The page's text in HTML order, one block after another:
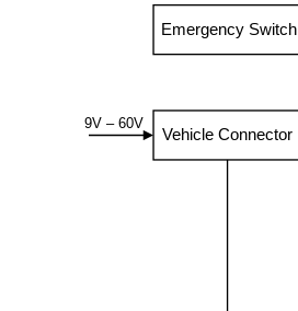
Emergency Switch
9V – 60V
Vehicle Connector